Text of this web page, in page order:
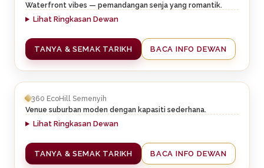
Waterfront vibes — pemandangan senja yang romantik.
Lihat Ringkasan Dewan
TANYA & SEMAK TARIKH BACA INFO DEWAN
360 EcoHill Semenyih
Venue suburban moden dengan kapasiti sederhana.
Lihat Ringkasan Dewan
TANYA & SEMAK TARIKH BACA INFO DEWAN